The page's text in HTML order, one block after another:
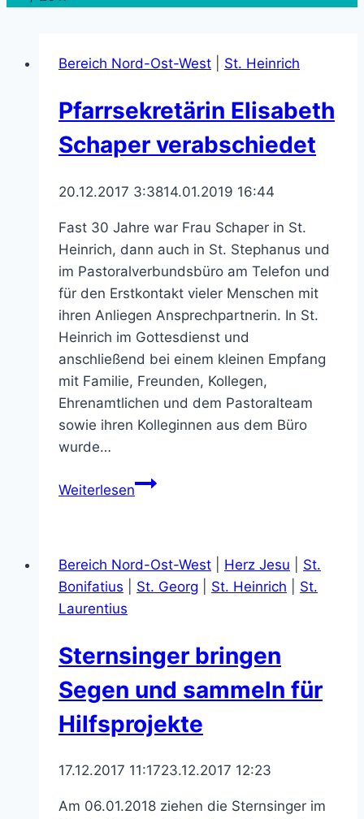
Bereich Nord-Ost-West St. Heinrich
Pfarrsekretärin Elisabeth
Schaper verabschiedet
20.12.2017 3:3814.01.2019 16:44
Fast 30 Jahre war Frau Schaper in St.
Heinrich, dann auch in St. Stephanus und
im Pastoralverbundsbüro am Telefon und
für den Erstkontakt vieler Menschen mit
ihren Anliegen Ansprechpartnerin. In St.
Heinrich im Gottesdienst und
anschließend bei einem kleinen Empfang
mit Familie, Freunden, Kollegen,
Ehrenamtlichen und dem Pastoralteam
sowie ihren Kolleginnen aus dem Büro
wurde…
WeiterlesenPfarrsekretärin
Bereich Nord-Ost-West
Herz Jesu
St.
Bonifatius
St. Georg St. Heinrich
St.
Laurentius
Sternsinger bringen
Segen und sammeln für
Hilfsprojekte
17.12.2017 11:1723.12.2017 12:23
Am 06.01.2018 ziehen die Sternsinger im